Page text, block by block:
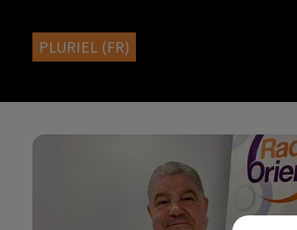
PLURIEL (FR)